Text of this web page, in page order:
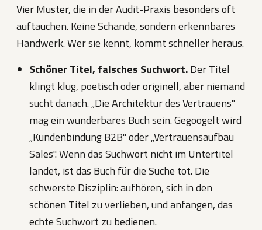
Vier Muster, die in der Audit-Praxis besonders oft
auftauchen. Keine Schande, sondern erkennbares
Handwerk. Wer sie kennt, kommt schneller heraus.
Schöner Titel, falsches Suchwort.Der Titel
klingt klug, poetisch oder originell, aber niemand
sucht danach. „Die Architektur des Vertrauens"
mag ein wunderbares Buch sein. Gegoogelt wird
„Kundenbindung B2B" oder „Vertrauensaufbau
Sales". Wenn das Suchwort nicht im Untertitel
landet, ist das Buch für die Suche tot. Die
schwerste Disziplin: aufhören, sich in den
schönen Titel zu verlieben, und anfangen, das
echte Suchwort zu bedienen.